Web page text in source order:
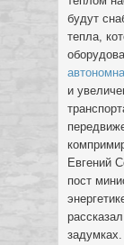
будут
тепла,
и
Евгений
пост